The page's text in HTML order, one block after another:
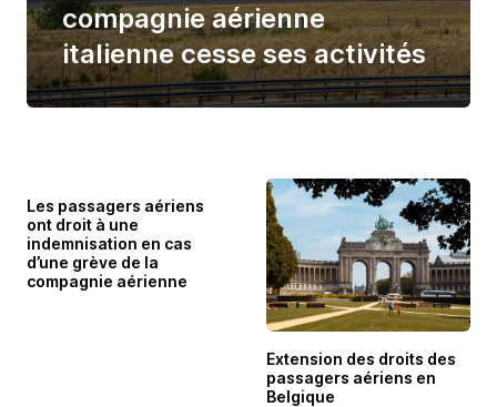
compagnie aérienne
italienne cesse ses activités
Les passagers aériens
ont droit à une
indemnisation en cas
d’une grève de la
compagnie aérienne
Extension des droits des
passagers aériens en
Belgique